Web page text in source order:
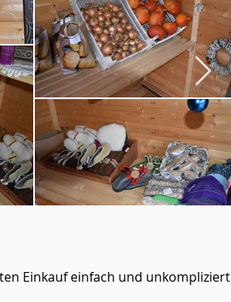
Einkauf einfach und unkompliziert